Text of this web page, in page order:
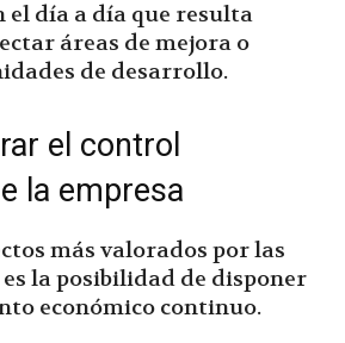
el día a día que resulta
áreas de mejora o
de desarrollo.
el control
la empresa
más valorados por las
la posibilidad de disponer
económico continuo.